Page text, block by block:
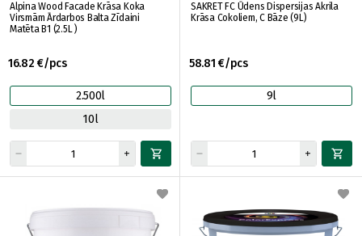
Alpina Wood Facade Krāsa Koka
Virsmām Ārdarbos Balta Zīdaini
Matēta B1 (2.5L )
16.82 €/pcs
2.500l
10l
SAKRET FC Ūdens Dispersijas Akrila
Krāsa Cokoliem, C Bāze (9L)
58.81 €/pcs
9l